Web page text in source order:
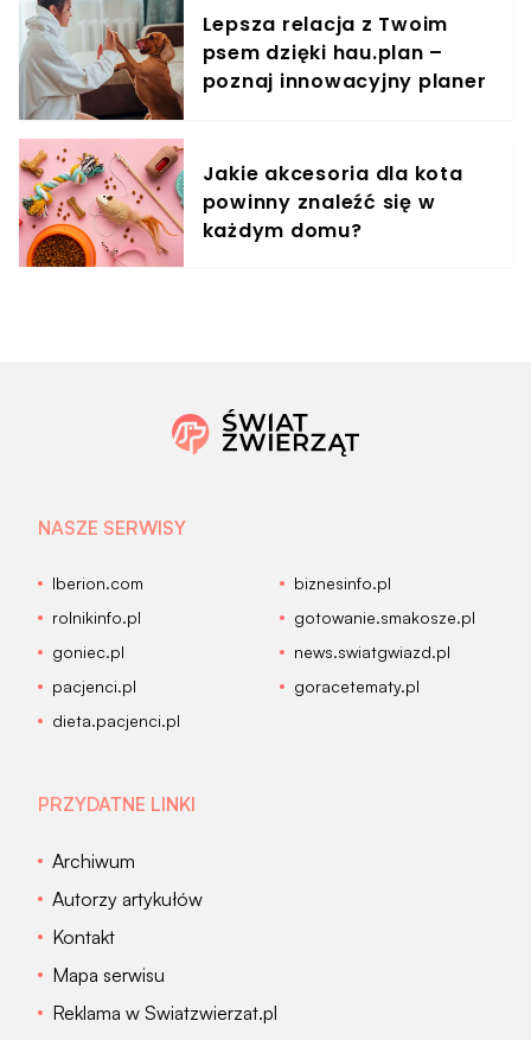
Lepsza relacja z Twoim
psem dzięki hau.plan –
poznaj innowacyjny planer
Jakie akcesoria dla kota
powinny znaleźć się w
każdym domu?
NASZE SERWISY
Iberion.com
biznesinfo.pl
rolnikinfo.pl
gotowanie.smakosze.pl
goniec.pl
news.swiatgwiazd.pl
pacjenci.pl
goracetematy.pl
dieta.pacjenci.pl
PRZYDATNE LINKI
Archiwum
Autorzy artykułów
Kontakt
Mapa serwisu
Reklama w Swiatzwierzat.pl